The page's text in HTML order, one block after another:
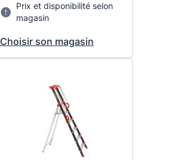
Prix et disponibilité selon
magasin
Choisir son magasin